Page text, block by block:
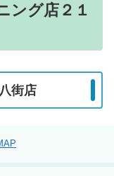
ング店２１
街店